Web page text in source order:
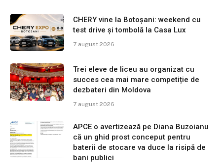
CHERY vine la Botoșani: weekend cu
test drive și tombolă la Casa Lux
7 august 2026
Trei eleve de liceu au organizat cu
succes cea mai mare competiție de
dezbateri din Moldova
7 august 2026
APCE o avertizează pe Diana Buzoianu
că un ghid prost conceput pentru
baterii de stocare va duce la risipă de
bani publici